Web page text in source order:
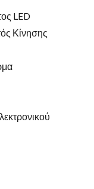
LED
Κίνησης